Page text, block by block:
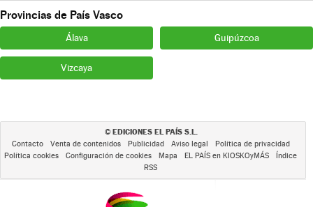
Provincias de País Vasco
Álava Guipúzcoa
Vizcaya
© EDICIONES EL PAÍS S.L.
Contacto Venta de contenidos Publicidad Aviso legal
Política de privacidad
Política cookies
Configuración de cookies Mapa EL PAÍS en KIOSKOyMÁS
Índice
RSS